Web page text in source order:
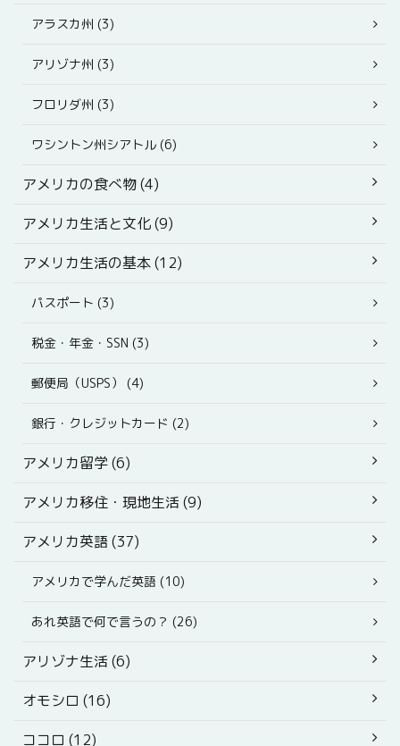
アラスカ州 (3)
アリゾナ州 (3)
フロリダ州 (3)
ワシントン州シアトル (6)
アメリカの食べ物 (4)
アメリカ生活と文化 (9)
アメリカ生活の基本 (12)
パスポート (3)
税金・年金・SSN (3)
郵便局（USPS） (4)
銀行・クレジットカード (2)
アメリカ留学 (6)
アメリカ移住・現地生活 (9)
アメリカ英語 (37)
アメリカで学んだ英語 (10)
あれ英語で何で言うの？ (26)
アリゾナ生活 (6)
オモシロ (16)
ココロ (12)